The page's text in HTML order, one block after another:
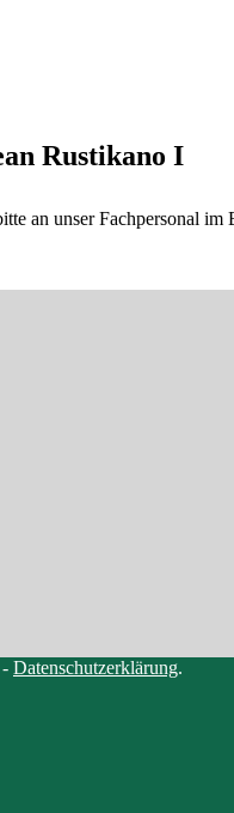
Rustikano I
an unser Fachpersonal
Datenschutzerklärung.